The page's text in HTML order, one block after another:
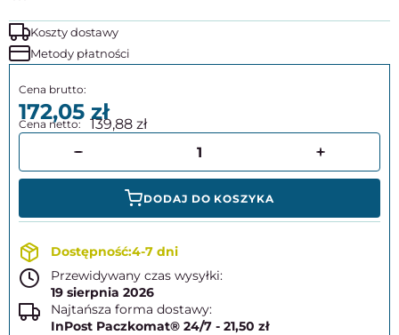
Koszty dostawy
Metody płatności
172,05 139,88
DODAJ DO KOSZYKA
4-7 dni
Przewidywany czas wysyłki:
19 sierpnia 2026
Najtańsza forma dostawy:
InPost Paczkomat® 24/7 - 21,50 zł